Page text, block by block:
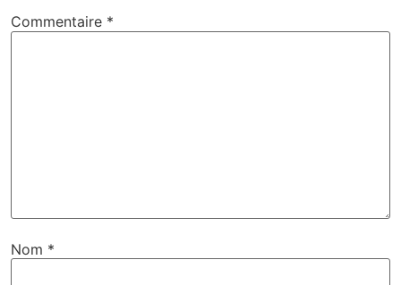
Commentaire *
Nom *